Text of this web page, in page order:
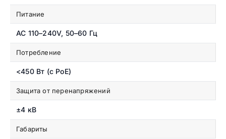
Питание
AC 110–240V, 50–60 Гц
Потребление
<450 Вт (с PoE)
Защита от перенапряжений
±4 кВ
Габариты